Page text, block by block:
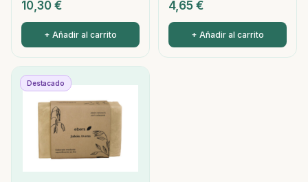
10,30 €
+ Añadir al carrito
4,65 €
+ Añadir al carrito
Destacado